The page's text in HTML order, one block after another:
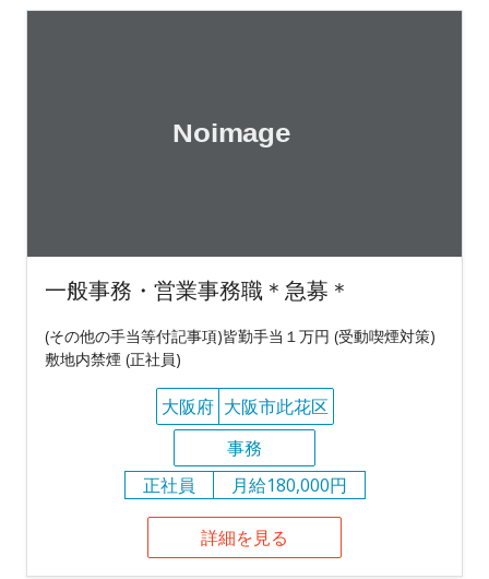
一般事務・営業事務職＊急募＊
(その他の手当等付記事項)皆勤手当１万円 (受動喫煙対策)
敷地内禁煙 (正社員)
大阪府 大阪市此花区
事務
正社員
月給180,000円
詳細を見る